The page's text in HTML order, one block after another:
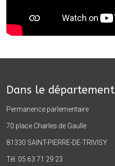
Dans le département
Permanence parlementaire
70 place Charles de Gaulle
81330 SAINT-PIERRE-DE-TRIVISY
Tél. 05 63 71 29 23